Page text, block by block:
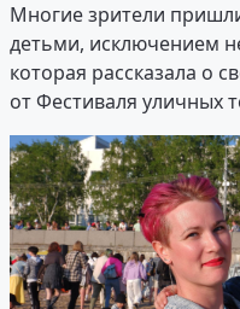
Многие зрители
детьми, исключением
которая рассказала о
от Фестиваля уличных